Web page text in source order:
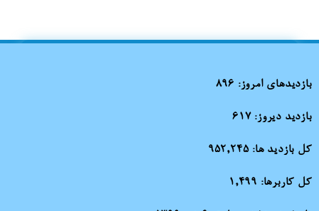
بازدیدهای امروز: 896
بازدید دیروز:617
کل بازدید ها:952,245
کل کاربرها: 1,499